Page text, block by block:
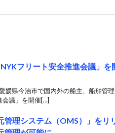
フリート安全推進会議」を
媛県今治市で国内外の船主、船舶管
会議」を開催[…]
管理システム（OMS）」を